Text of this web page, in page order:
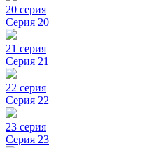
20 серия
Серия 20
21 серия
Серия 21
22 серия
Серия 22
23 серия
Серия 23